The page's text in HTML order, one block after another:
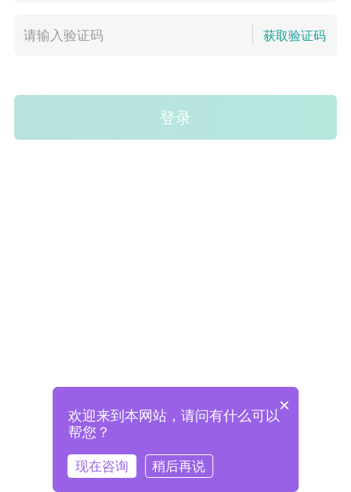
获取验证码
登录
登录即表示已阅读并同意《格兰德官网用户协议》
×
欢迎来到本网站，请问有什么可以
帮您？
现在咨询 稍后再说